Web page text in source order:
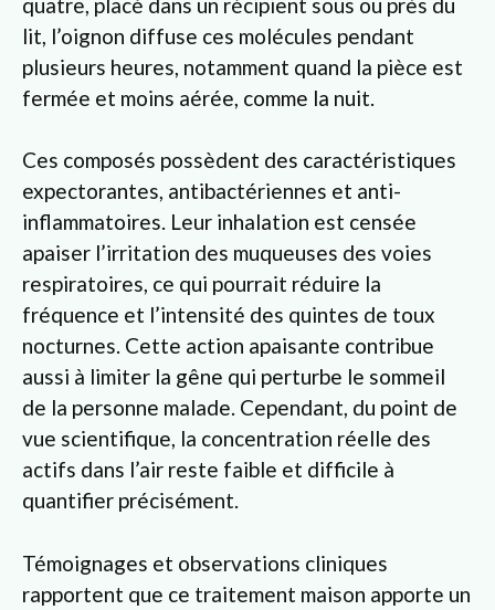
lit, l’oignon diffuse ces molécules pendant
plusieurs heures, notamment quand la pièce est
fermée et moins aérée, comme la nuit.
Ces composés possèdent des caractéristiques
expectorantes, antibactériennes et anti-
inflammatoires. Leur inhalation est censée
apaiser l’irritation des muqueuses des voies
respiratoires, ce qui pourrait réduire la
fréquence et l’intensité des quintes de toux
nocturnes. Cette action apaisante contribue
aussi à limiter la gêne qui perturbe le sommeil
de la personne malade. Cependant, du point de
vue scientifique, la concentration réelle des
actifs dans l’air reste faible et difficile à
quantifier précisément.
Témoignages et observations cliniques
rapportent que ce traitement maison apporte un